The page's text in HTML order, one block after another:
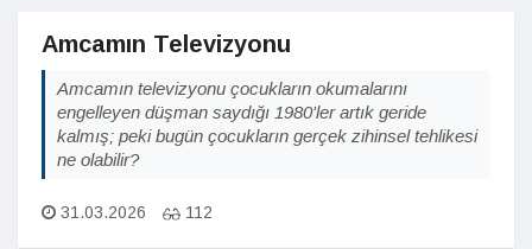
Amcamın Televizyonu
Amcamın televizyonu çocukların okumalarını
engelleyen düşman saydığı 1980'ler artık geride
kalmış; peki bugün çocukların gerçek zihinsel tehlikesi
ne olabilir?
31.03.2026 112